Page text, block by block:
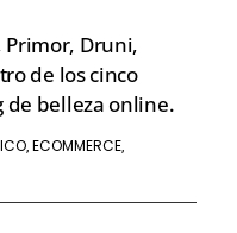
Primor, Druni,
de los cinco
de belleza online.
, ECOMMERCE,